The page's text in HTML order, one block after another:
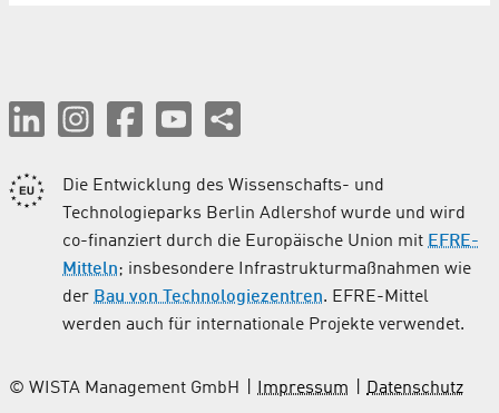
Die Entwicklung des Wissenschafts- und
Technologieparks Berlin Adlershof wurde und wird
co-finanziert durch die Europäische Union mit EFRE-
Mitteln; insbesondere Infrastrukturmaßnahmen wie
der Bau von Technologiezentren. EFRE-Mittel
werden auch für internationale Projekte verwendet.
© WISTA Management GmbH Impressum Datenschutz